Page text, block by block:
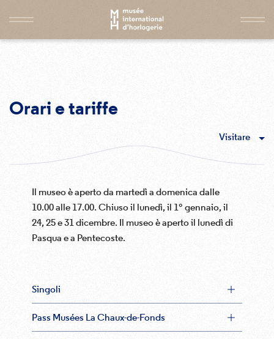
Orari e tariffe
Visitare
Il museo è aperto da martedì a domenica dalle
10.00 alle 17.00. Chiuso il lunedì, il 1° gennaio, il
24, 25 e 31 dicembre. Il museo è aperto il lunedì di
Pasqua e a Pentecoste.
Singoli
Pass Musées La Chaux-de-Fonds